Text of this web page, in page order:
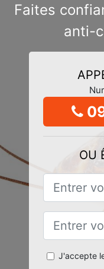
Faites
anti-
OU
J'accepte